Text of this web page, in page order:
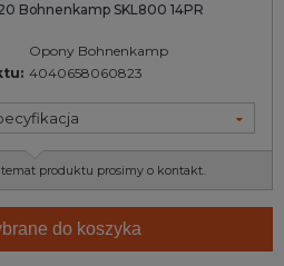
Bohnenkamp SKL800 14PR
Opony Bohnenkamp
4040658060823
produktu prosimy o kontakt.
do koszyka